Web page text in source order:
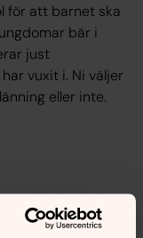
för att barnet ska
bär i
just
vuxit i. Ni väljer
eller inte.
värdefullt och fint
förebild